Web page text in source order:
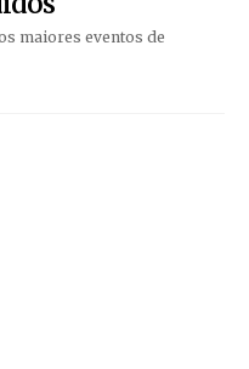
maiores eventos de